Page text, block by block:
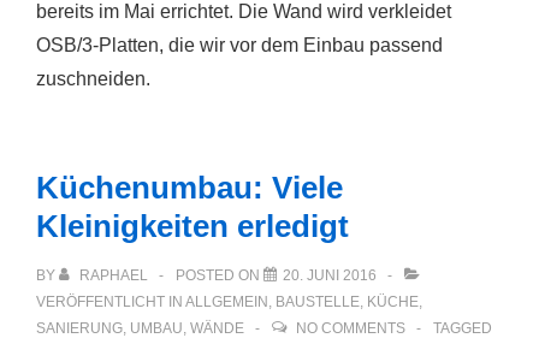
bereits im Mai errichtet. Die Wand wird verkleidet
OSB/3-Platten, die wir vor dem Einbau passend
zuschneiden.
Küchenumbau: Viele
Kleinigkeiten erledigt
BY RAPHAEL POSTED ON
20. JUNI 2016
VERÖFFENTLICHT IN ALLGEMEIN , BAUSTELLE, KÜCHE,
SANIERUNG, UMBAU, WÄNDE NO COMMENTS TAGGED